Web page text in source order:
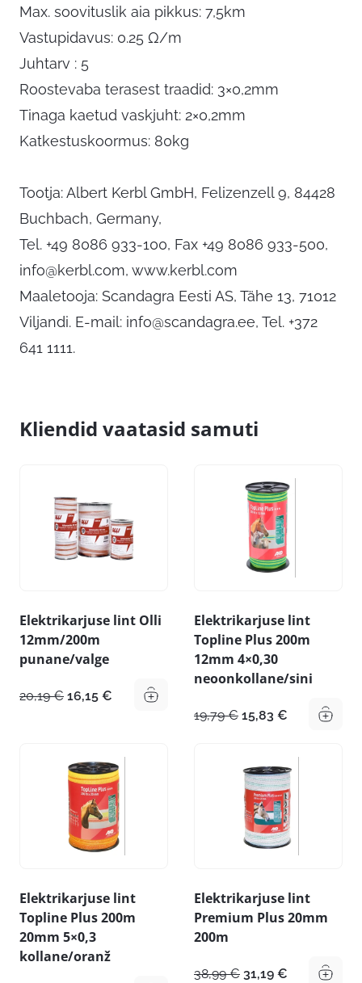
Max. soovituslik aia pikkus: 7,5km
Vastupidavus: 0.25 Ω/m
Juhtarv : 5
Roostevaba terasest traadid: 3×0,2mm
Tinaga kaetud vaskjuht: 2×0,2mm
Katkestuskoormus: 80kg
Tootja: Albert Kerbl GmbH, Felizenzell 9, 84428
Buchbach, Germany,
Tel. +49 8086 933-100, Fax +49 8086 933-500,
info@kerbl.com, www.kerbl.com
Maaletooja: Scandagra Eesti AS, Tähe 13, 71012
Viljandi. E-mail: info@scandagra.ee, Tel. +372
641 1111.
Kliendid vaatasid samuti
Elektrikarjuse lint Olli
12mm/200m
punane/valge
20,19€ Algne
16,15 € Praegune
Elektrikarjuse lint
Topline Plus 200m
12mm 4×0,30
neoonkollane/sini
19,79€ Algne
19,79 €.
15,83 € Praegune
Elektrikarjuse lint
Topline Plus 200m
20mm 5×0,3
kollane/oranž
Elektrikarjuse lint
Premium Plus 20mm
200m
38,99€ Algne
31,19 € Praegune